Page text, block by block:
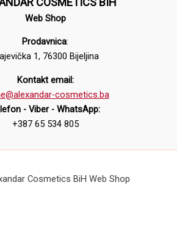
Web Shop
Prodavnica:
1, 76300 Bijeljina
Kontakt email:
cosmetics.ba
- Viber - WhatsApp:
+387 65 534 805
Cosmetics BiH Web Shop